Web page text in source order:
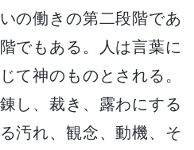
の働きの第二段階であ
でもある。人は言葉に
て神のものとされる。
し、裁き、露わにする
汚れ、観念、動機、そ